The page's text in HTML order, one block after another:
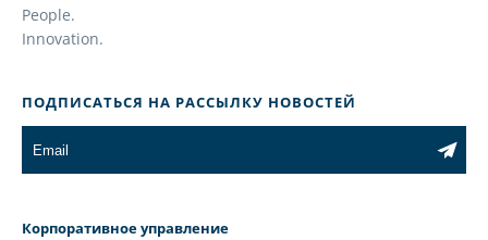
People.
Innovation.
ПОДПИСАТЬСЯ НА РАССЫЛКУ НОВОСТЕЙ
Корпоративное управление